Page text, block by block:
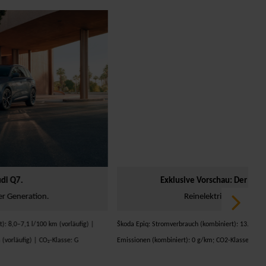
Exklusive Vorschau: Der neue Škoda Epiq.
Reinelektrischer Alltagshelfer.
Škoda Epiq: Stromverbrauch (kombiniert): 13.0–13.1 kWh/100km; CO2-
Emissionen (kombiniert): 0 g/km; CO2-Klasse (kombiniert): A